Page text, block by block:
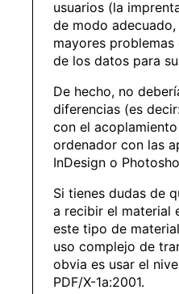
usuarios (la
de modo
mayores
de los datos para
De hecho, no
diferencias (es
con el
ordenador con las
InDesign o
Si tienes dudas de
a recibir el material
este tipo de
uso complejo de
obvia es usar el
PDF/X-1a:2001.